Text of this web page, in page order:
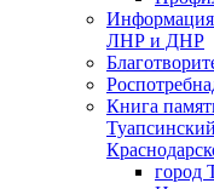
ЛНР и ДНР
Книга
город